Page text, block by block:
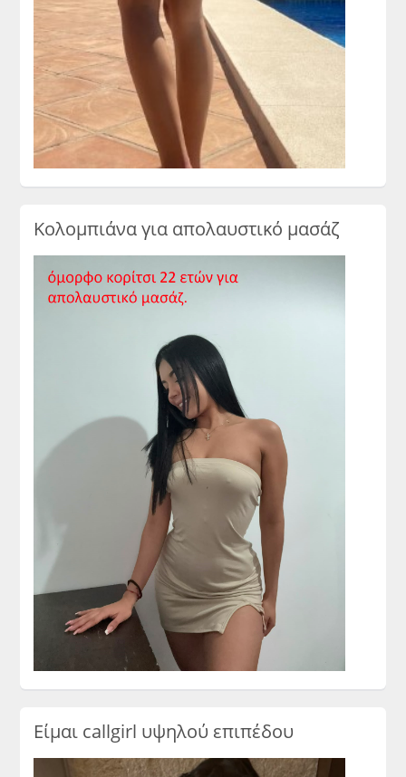
Κολομπιάνα για απολαυστικό μασάζ
Είμαι callgirl υψηλού επιπέδου